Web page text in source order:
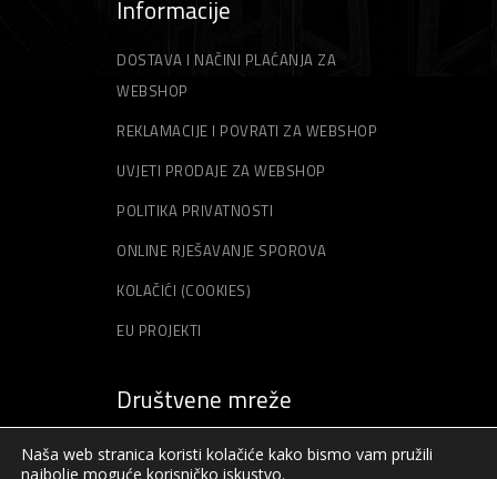
Informacije
DOSTAVA I NAČINI PLAĆANJA ZA
WEBSHOP
REKLAMACIJE I POVRATI ZA WEBSHOP
UVJETI PRODAJE ZA WEBSHOP
POLITIKA PRIVATNOSTI
ONLINE RJEŠAVANJE SPOROVA
KOLAČIĆI (COOKIES)
EU PROJEKTI
Društvene mreže
Naša web stranica koristi kolačiće kako bismo vam pružili
najbolje moguće korisničko iskustvo.